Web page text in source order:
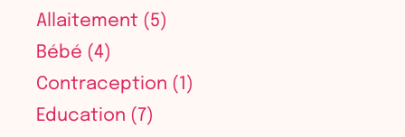
Allaitement (5)
Bébé (4)
Contraception (1)
Education (7)